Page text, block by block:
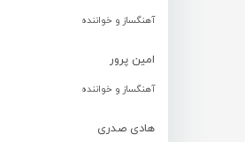
آهنگساز و خواننده
امین پرور
آهنگساز و خواننده
هادی صدری